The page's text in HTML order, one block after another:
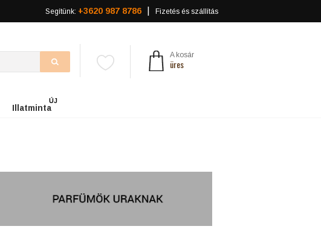
Segítünk: +3620 987 8786 Fizetés és szállítás
A kosár
üres
Illatminta
ÚJ